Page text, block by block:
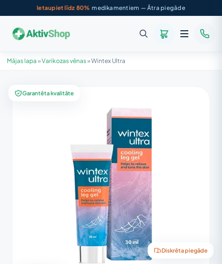
Ietaupiet līdz 80% medikamentiem — Ātra piegāde
Mājas lapa »Varikozas vēnas»Wintex Ultra
Garantēta kvalitāte
Diskrēta piegāde